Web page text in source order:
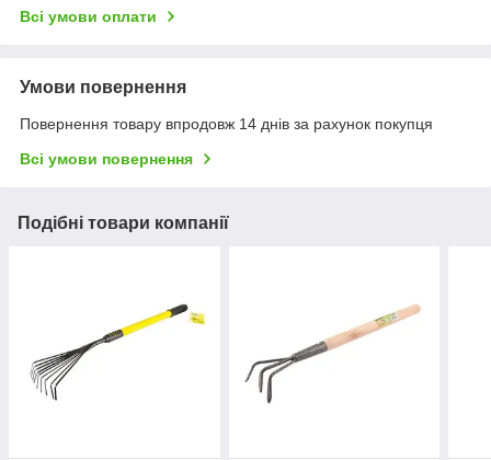
Всі умови оплати
Умови повернення
Повернення товару впродовж 14 днів за рахунок покупця
Всі умови повернення
Подібні товари компанії